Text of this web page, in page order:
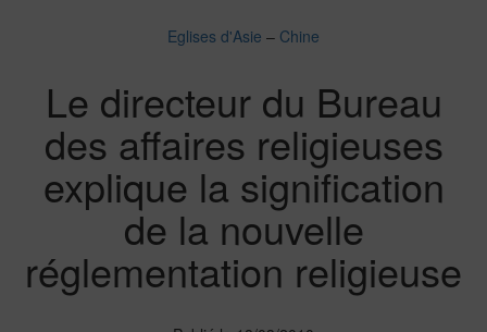
Eglises d'Asie – Chine
Le directeur du Bureau
des affaires religieuses
explique la signification
de la nouvelle
réglementation religieuse